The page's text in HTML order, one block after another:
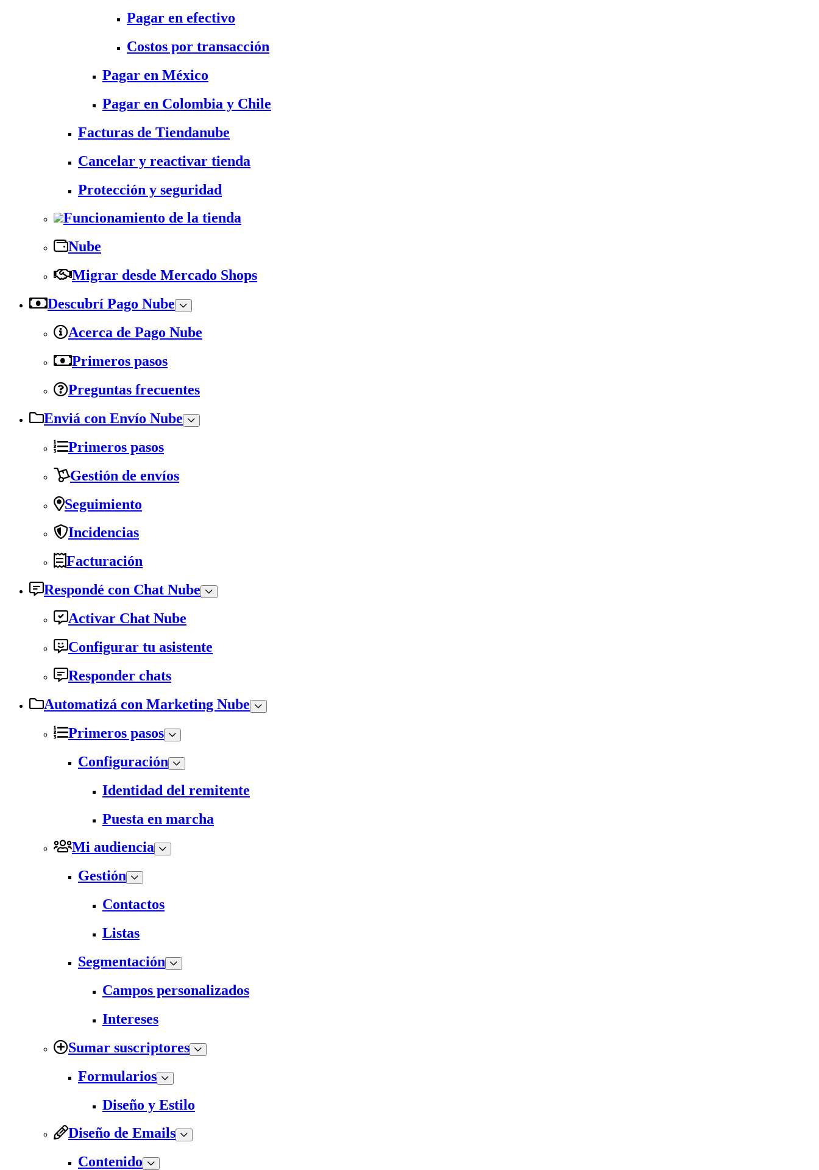
Pagar en efectivo
Costos por transacción
Pagar en México
Pagar en Colombia y Chile
Facturas de Tiendanube
Cancelar y reactivar tienda
Protección y seguridad
Funcionamiento de la tienda
Nube
Migrar desde Mercado Shops
Descubrí Pago Nube
Acerca de Pago Nube
Primeros pasos
Preguntas frecuentes
Enviá con Envío Nube
Primeros pasos
Gestión de envíos
Seguimiento
Incidencias
Facturación
Respondé con Chat Nube
Activar Chat Nube
Configurar tu asistente
Responder chats
Automatizá con Marketing Nube
Primeros pasos
Configuración
Identidad del remitente
Puesta en marcha
Mi audiencia
Gestión
Contactos
Listas
Segmentación
Campos personalizados
Intereses
Sumar suscriptores
Formularios
Diseño y Estilo
Diseño de Emails
Contenido